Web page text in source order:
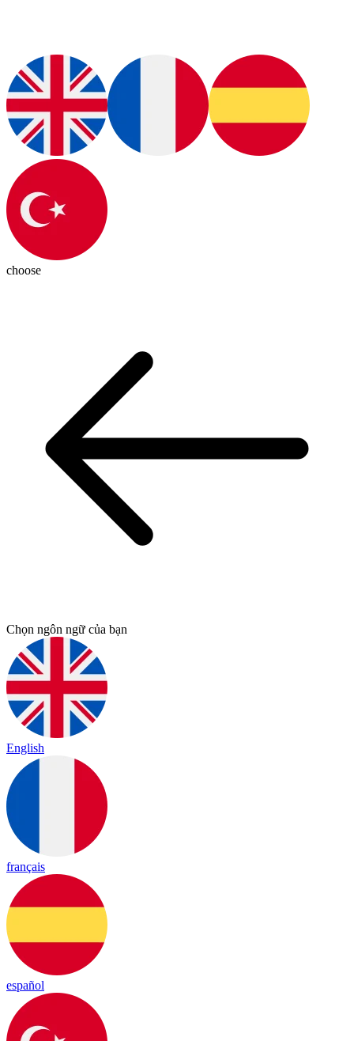
choose
Chọn ngôn ngữ của bạn
English
français
español